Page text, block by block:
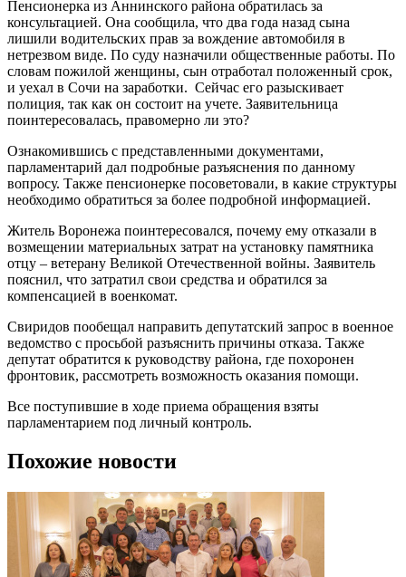
Пенсионерка из Аннинского района обратилась за
консультацией. Она сообщила, что два года назад сына
лишили водительских прав за вождение автомобиля в
нетрезвом виде. По суду назначили общественные работы. По
словам пожилой женщины, сын отработал положенный срок,
и уехал в Сочи на заработки. Сейчас его разыскивает
полиция, так как он состоит на учете. Заявительница
поинтересовалась, правомерно ли это?
Ознакомившись с представленными документами,
парламентарий дал подробные разъяснения по данному
вопросу. Также пенсионерке посоветовали, в какие структуры
необходимо обратиться за более подробной информацией.
Житель Воронежа поинтересовался, почему ему отказали в
возмещении материальных затрат на установку памятника
отцу – ветерану Великой Отечественной войны. Заявитель
пояснил, что затратил свои средства и обратился за
компенсацией в военкомат.
Свиридов пообещал направить депутатский запрос в военное
ведомство с просьбой разъяснить причины отказа. Также
депутат обратится к руководству района, где похоронен
фронтовик, рассмотреть возможность оказания помощи.
Все поступившие в ходе приема обращения взяты
парламентарием под личный контроль.
Похожие новости